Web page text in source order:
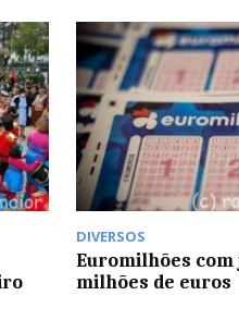
DIVERSOS
Euromilhões
milhões de euros